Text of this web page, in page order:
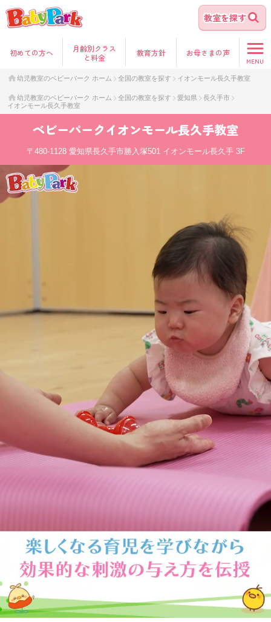
教室を探す
初めての方へ
月齢別クラス
と料金
教育方針 お母さまの声
MENU
幼児教室のベビーパーク ホーム 全国の教室を探す イオンモール長久手教室
幼児教室のベビーパーク ホーム 全国の教室を探す 愛知県
長久手市
イオンモール長久手教室
ベビーパークイオンモール長久手教室
〒480-1128 愛知県長久手市勝入塚501 イオンモール長久手 3F